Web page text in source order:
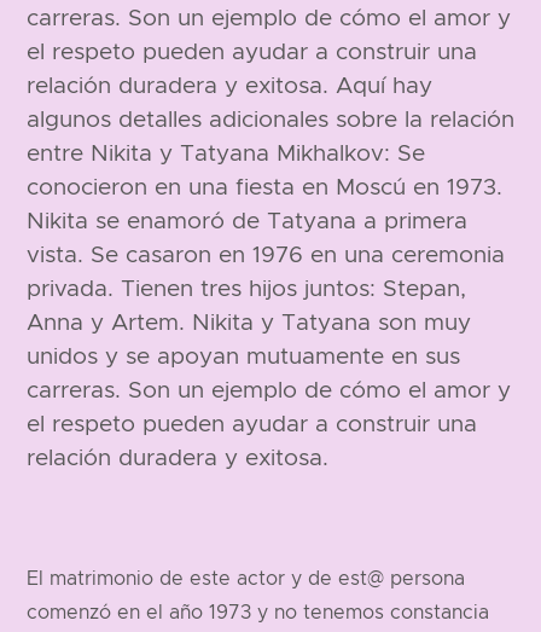
carreras. Son un ejemplo de cómo el amor y
el respeto pueden ayudar a construir una
relación duradera y exitosa. Aquí hay
algunos detalles adicionales sobre la relación
entre Nikita y Tatyana Mikhalkov: Se
conocieron en una fiesta en Moscú en 1973.
Nikita se enamoró de Tatyana a primera
vista. Se casaron en 1976 en una ceremonia
privada. Tienen tres hijos juntos: Stepan,
Anna y Artem. Nikita y Tatyana son muy
unidos y se apoyan mutuamente en sus
carreras. Son un ejemplo de cómo el amor y
el respeto pueden ayudar a construir una
relación duradera y exitosa.
El matrimonio de este actor y de est@ persona
comenzó en el año 1973 y no tenemos constancia